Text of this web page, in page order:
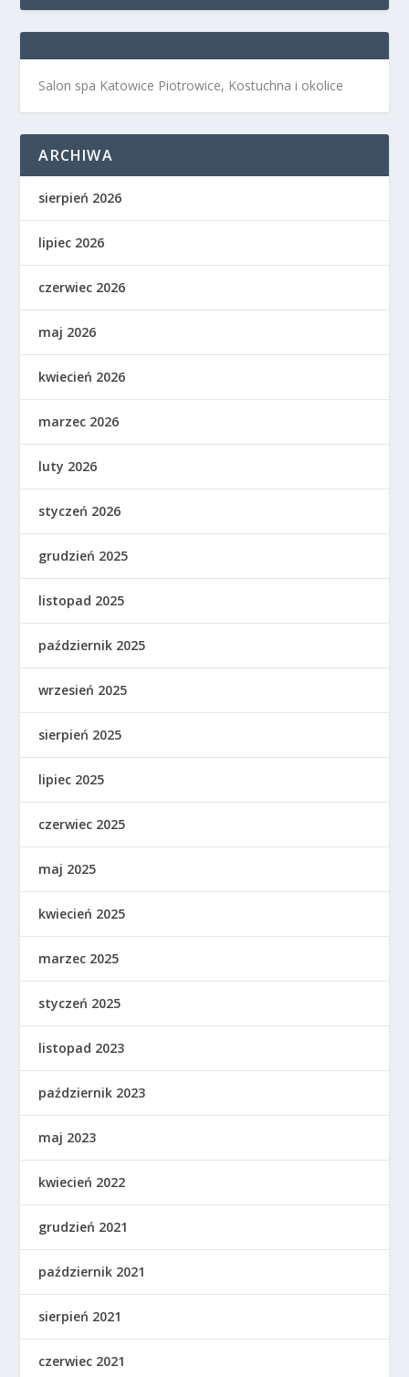
Salon spa Katowice Piotrowice, Kostuchna i okolice
ARCHIWA
sierpień 2026
lipiec 2026
czerwiec 2026
maj 2026
kwiecień 2026
marzec 2026
luty 2026
styczeń 2026
grudzień 2025
listopad 2025
październik 2025
wrzesień 2025
sierpień 2025
lipiec 2025
czerwiec 2025
maj 2025
kwiecień 2025
marzec 2025
styczeń 2025
listopad 2023
październik 2023
maj 2023
kwiecień 2022
grudzień 2021
październik 2021
sierpień 2021
czerwiec 2021